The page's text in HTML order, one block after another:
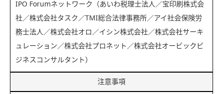
IPO Forumネットワーク（あいわ税理士法人／宝印刷株式会
社／株式会社タスク／TMI総合法律事務所／アイ社会保険労
務士法人／株式会社オロ／イシン株式会社／株式会社サーキ
ュレーション／株式会社プロネット／株式会社オービックビ
ジネスコンサルタント）
注意事項